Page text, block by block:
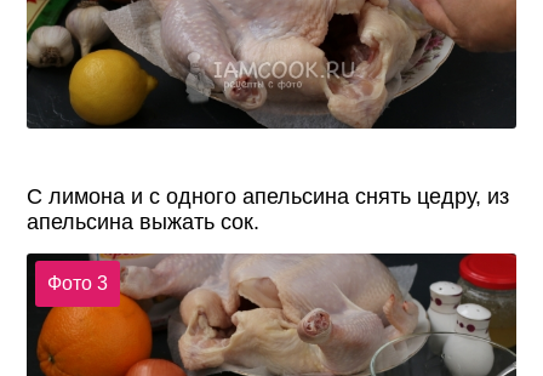
С лимона и с одного апельсина снять цедру, из
апельсина выжать сок.
Фото 3